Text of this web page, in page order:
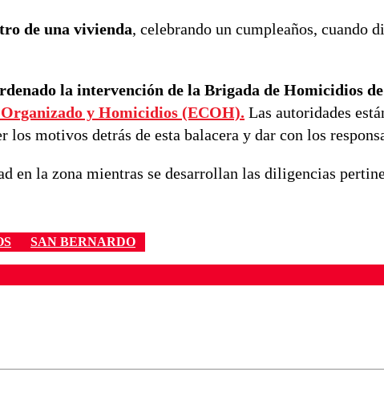
de una vivienda, celebrando un cumpleaños, cuando
la intervención de la Brigada de Homicidios
y Homicidios (ECOH). Las autoridades
motivos detrás de esta balacera y dar con los
en la zona mientras se desarrollan las diligencias
SAN BERNARDO